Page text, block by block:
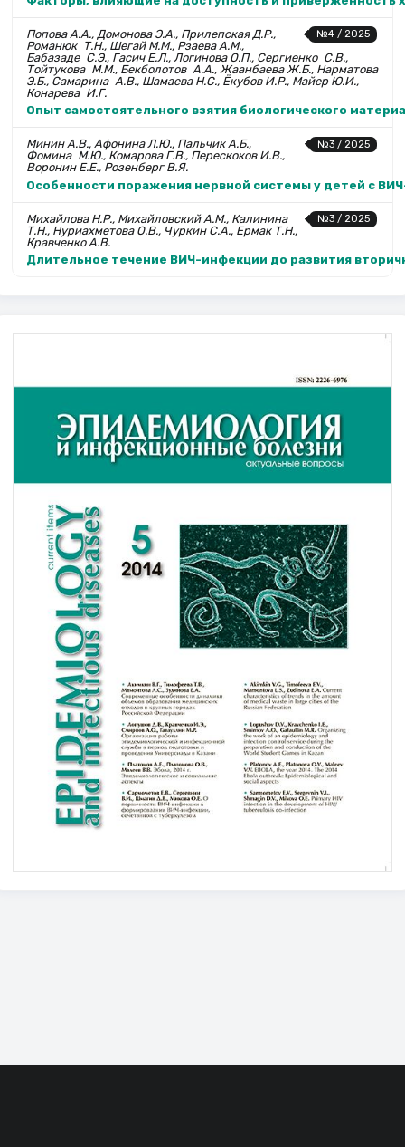
№4 / 2025
Попова А.А., Домонова Э.А., Прилепская Д.Р.,
Романюк Т.Н., Шегай М.М., Рзаева А.М.,
Бабазаде С.Э., Гасич Е.Л., Логинова О.П., Сергиенко С.В.,
Тойтукова М.М., Бекболотов А.А., Жаанбаева Ж.Б., Нарматова
Э.Б., Самарина А.В., Шамаева Н.С., Ёкубов И.Р., Майер Ю.И.,
Конарева И.Г.
Опыт самостоятельного взятия биологического
№3 / 2025
Минин А.В., Афонина Л.Ю., Пальчик А.Б.,
Фомина М.Ю., Комарова Г.В., Перескоков И.В.,
Воронин Е.Е., Розенберг В.Я.
Особенности поражения нервной системы у детей c
№3 / 2025
Михайлова Н.Р., Михайловский А.М., Калинина
Т.Н., Нуриахметова О.В., Чуркин С.А., Ермак Т.Н.,
Кравченко А.В.
Длительное течение ВИЧ-инфекции до развития